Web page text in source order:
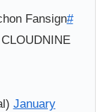
Fansign#
January